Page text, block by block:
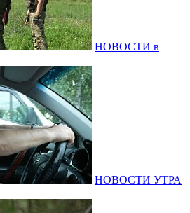
НОВОСТИ в
НОВОСТИ УТРА